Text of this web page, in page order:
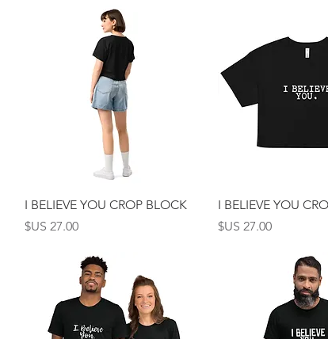
السريع
I BELIEVE YOU
السعر
العرض السريع
I BELIEVE YOU CROP BLOCK
السعر‏27.00 US$